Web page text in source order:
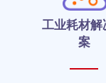
工业耗材解
案